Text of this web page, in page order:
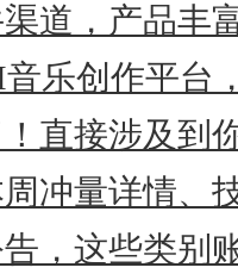
道，产品丰
乐创作平台
直接涉及到
冲量详情、
，这些类别